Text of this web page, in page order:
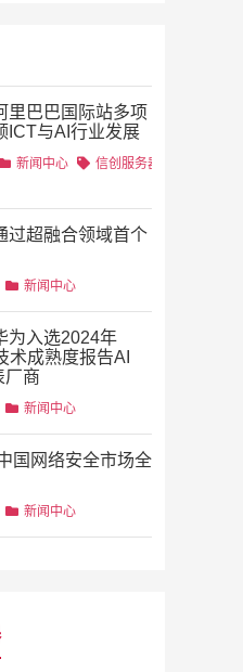
里巴巴国际站多项
ICT与AI行业发展
新闻中心
信创服务器
过超融合领域首个
新闻中心
为入选2024年
术成熟度报告AI
厂商
新闻中心
国网络安全市场全
新闻中心